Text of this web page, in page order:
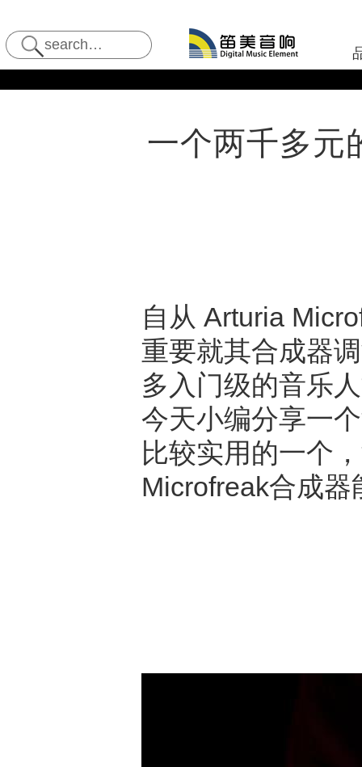
一个两千多元
自从 Arturia
重要就其合成器
多入门级的音乐
今天小编分享一
比较实用的一个
Microfreak合成